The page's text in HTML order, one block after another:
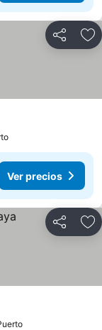
Compartir
Ver precios
Compartir